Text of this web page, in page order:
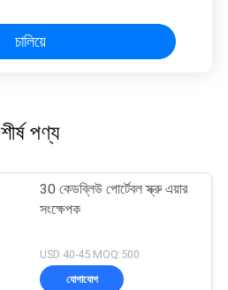
চালিয়ে
শীর্ষ পণ্য
30 কেডব্লিউ পোর্টেবল স্ক্রু এয়ার
সংক্ষেপক
USD 40-45 MOQ:500
যোগাযোগ